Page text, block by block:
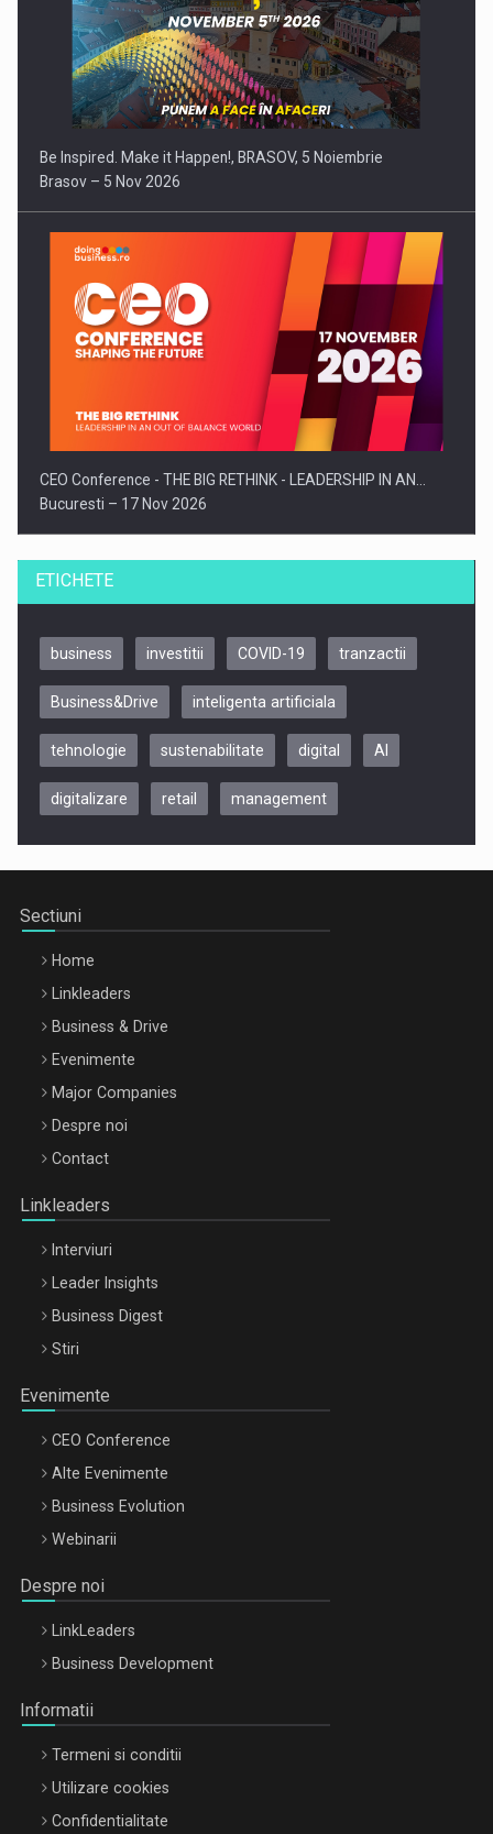
Be Inspired. Make it Happen!, BRASOV, 5 Noiembrie
Brasov – 5 Nov 2026
CEO Conference - THE BIG RETHINK - LEADERSHIP IN AN…
Bucuresti – 17 Nov 2026
Be Inspired. Make it Happen!, CLUJ, 9 Decembrie
Be Inspired. Make it Happen!, ARTEMIS LETO, ORADEA, 8
Octombrie
ETICHETE
business investitii COVID-19 tranzactii
Business&Drive inteligenta artificiala
tehnologie sustenabilitate digital AI
digitalizare retail management
Sectiuni
Home
Linkleaders
Business & Drive
Evenimente
Major Companies
Despre noi
Contact
Linkleaders
Interviuri
Leader Insights
Business Digest
Stiri
Evenimente
CEO Conference
Alte Evenimente
Business Evolution
Webinarii
Despre noi
LinkLeaders
Business Development
Informatii
Termeni si conditii
Utilizare cookies
Confidentialitate